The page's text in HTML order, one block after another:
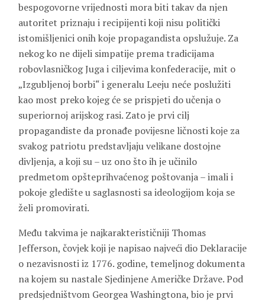
bespogovorne vrijednosti mora biti takav da njen
autoritet priznaju i recipijenti koji nisu politički
istomišljenici onih koje propagandista opslužuje. Za
nekog ko ne dijeli simpatije prema tradicijama
robovlasničkog Juga i ciljevima konfederacije, mit o
„Izgubljenoj borbi“ i generalu Leeju neće poslužiti
kao most preko kojeg će se prispjeti do učenja o
superiornoj arijskog rasi. Zato je prvi cilj
propagandiste da pronađe povijesne ličnosti koje za
svakog patriotu predstavljaju velikane dostojne
divljenja, a koji su – uz ono što ih je učinilo
predmetom opšteprihvaćenog poštovanja – imali i
pokoje gledište u saglasnosti sa ideologijom koja se
želi promovirati.
Među takvima je najkarakterističniji Thomas
Jefferson, čovjek koji je napisao najveći dio Deklaracije
o nezavisnosti iz 1776. godine, temeljnog dokumenta
na kojem su nastale Sjedinjene Američke Države. Pod
predsjedništvom Georgea Washingtona, bio je prvi